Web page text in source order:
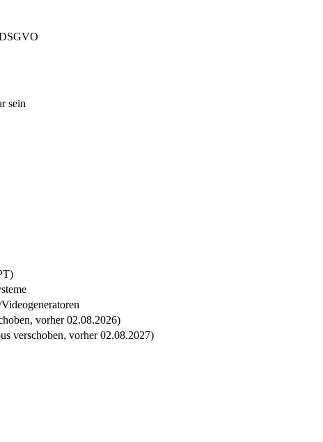
sein
vorher 02.08.2026)
verschoben, vorher 02.08.2027)